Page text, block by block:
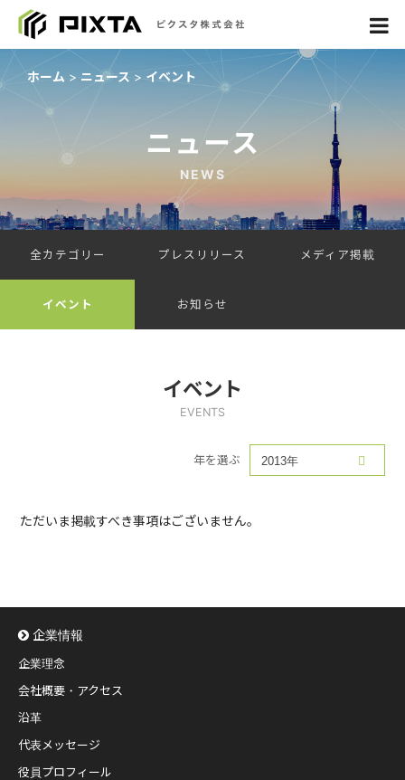
ホーム ニュース イベント
ニュース
NEWS
全カテゴリー プレスリリース メディア掲載
イベント お知らせ
イベント
EVENTS
年を選ぶ
ただいま掲載すべき事項はございません。
企業情報
企業理念
会社概要・アクセス
沿革
代表メッセージ
役員プロフィール